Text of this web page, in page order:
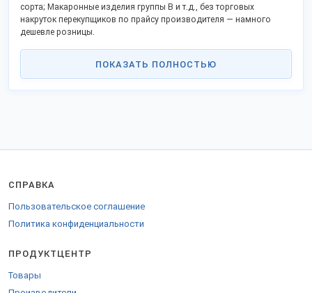
сорта; Макаронные изделия группы В и т.д., без торговых
накруток перекупщиков по прайсу производителя — намного
дешевле розницы.
Список содержит открытые контактные данные, официальный сайт
и позволяет сделать заказ напрямую, стать дистрибьютором в
своём городе.
за рубеж.
сопроводительные бумаги.
ПОКАЗАТЬ ПОЛНОСТЬЮ
СПРАВКА
Пользовательское соглашение
Политика конфиденциальности
ПРОДУКТЦЕНТР
Товары